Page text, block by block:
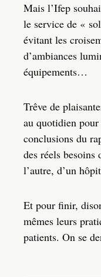
Mais l’Ifep
le service de «
évitant les
d’ambiances
équipements…
Trêve de
au quotidien
conclusions du
des réels besoins
l’autre, d’un
Et pour finir,
mêmes leurs
patients. On se